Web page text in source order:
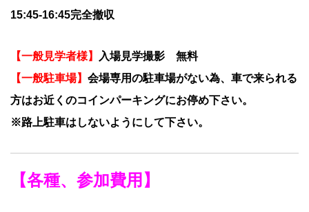
15:45-16:45完全撤収
【一般見学者様】
入場見学撮影 無料
【一般駐車場】 会場専用の駐車場がない為、車で来られる
方はお近くのコインパーキングにお停め下さい。
※路上駐車はしないようにして下さい。
【各種、参加費用】